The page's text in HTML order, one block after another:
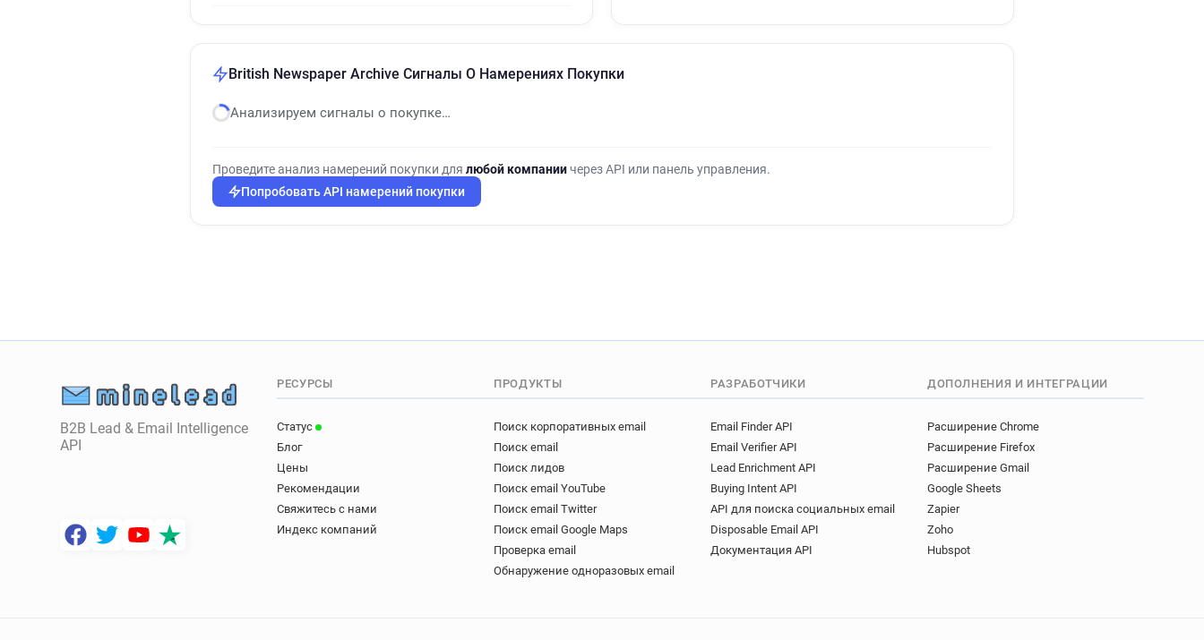
British Newspaper Archive Сигналы О Намерениях Покупки
Анализируем сигналы о покупке…
Проведите анализ намерений покупки для любой компаниичерез API или панель управления.
Попробовать API намерений покупки
B2B Lead & Email Intelligence
API
РЕСУРСЫ
Статус
Блог
Цены
Рекомендации
Свяжитесь с нами
Индекс компаний
ПРОДУКТЫ
Поиск корпоративных email
Поиск email
Поиск лидов
Поиск email YouTube
Поиск email Twitter
Поиск email Google Maps
Проверка email
Обнаружение одноразовых email
РАЗРАБОТЧИКИ
Email Finder API
Email Verifier API
Lead Enrichment API
Buying Intent API
API для поиска социальных email
Disposable Email API
Документация API
ДОПОЛНЕНИЯ И ИНТЕГРАЦИИ
Расширение Chrome
Расширение Firefox
Расширение Gmail
Google Sheets
Zapier
Zoho
Hubspot